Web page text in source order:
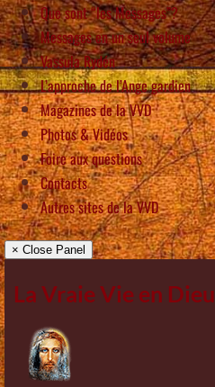
Que sont “les Messages”?
Messages en un seul volume
Vassula Rydén
L’approche de l’Ange gardien
Magazines de la VVD
Photos & Vidéos
Foire aux questions
Contacts
Autres sites de la VVD
× Close Panel
La Vraie Vie en Dieu